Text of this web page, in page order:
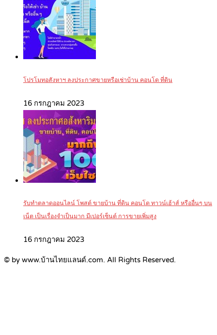
โปรโมทอสังหาฯ ลงประกาศขายหรือเช่าบ้าน คอนโด ที่ดิน
16 กรกฎาคม 2023
รับทำตลาดออนไลน์ โพสต์ ขายบ้าน ที่ดิน คอนโด ทาวน์เฮ้าส์ หรืออื่นๆ บน
เน็ต เป็นเรื่องจำเป็นมาก มีเปอร์เซ็นต์ การขายเพิ่มสูง
16 กรกฎาคม 2023
© by www.บ้านไทยแลนด์.com. All Rights Reserved.